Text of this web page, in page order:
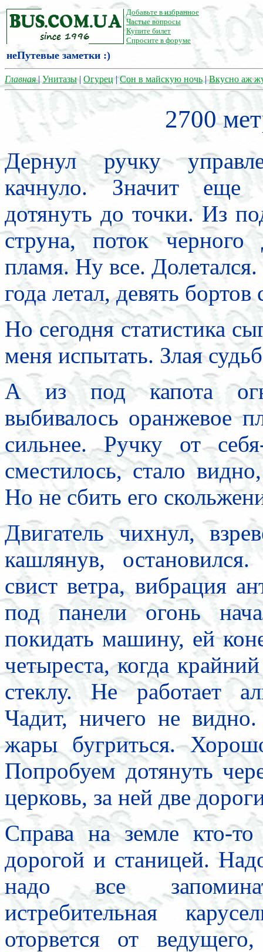
Добавьте в избранное
Частые вопросы
Купите билет
Спросите в форуме
неПутевые заметки :)
Главная|Унитазы| Огурец|Сон в майскую ночь|Вкусно аж
2700
Дернул ручку
качнуло. Значит еще
дотянуть до точки. Из
струна, поток
пламя. Ну все.
года летал, девять
Но сегодня статистика
меня испытать. Злая
А из под капота
выбивалось оранжевое
сильнее. Ручку от
сместилось, стало
Но не сбить его
Двигатель чихнул,
кашлянув,
свист ветра, вибрация
под панели огонь
покидать машину, ей
четыреста, когда
стеклу. Не работает
Чадит, ничего не
жары бугриться.
Попробуем дотянуть
церковь, за ней две
Справа на земле кто-
дорогой и станицей.
надо все
истребительная
оторвется от